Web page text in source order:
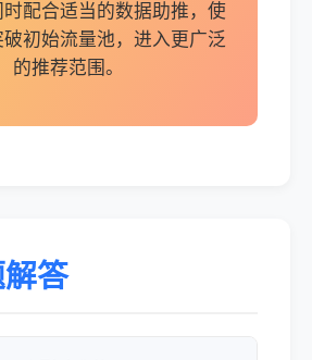
配合适当的数据助推，使
初始流量池，进入更广泛
的推荐范围。
答